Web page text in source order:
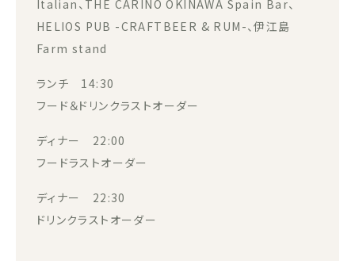
Italian、THE CARINO OKINAWA Spain Bar、
HELIOS PUB -CRAFTBEER & RUM-、伊江島
Farm stand
ランチ 14:30
フード＆ドリンクラストオーダー
ディナー 22:00
フードラストオーダー
ディナー 22:30
ドリンクラストオーダー